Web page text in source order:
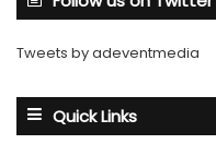
Tweets by adeventmedia
Quick Links